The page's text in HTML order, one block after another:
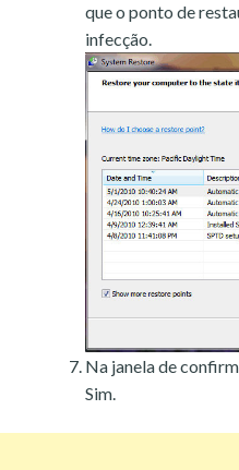
que o ponto de
infecção.
Na janela de
Sim.